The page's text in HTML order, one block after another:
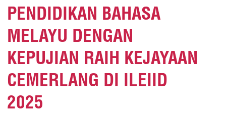
PENDIDIKAN BAHASA
MELAYU DENGAN
KEPUJIAN RAIH KEJAYAAN
CEMERLANG DI ILEIID
2025